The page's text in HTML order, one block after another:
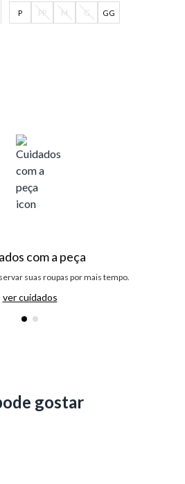
P PP M G GG
com a peça
suas roupas por mais tempo.
ver cuidados
gostar